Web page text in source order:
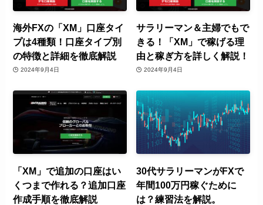
海外FXの「XM」口座タイ
プは4種類！口座タイプ別
の特徴と詳細を徹底解説
2024年9月4日
サラリーマン＆主婦でもで
きる！「XM」で稼げる理
由と稼ぎ方を詳しく解説！
2024年9月4日
「XM」で追加の口座はい
くつまで作れる？追加口座
作成手順を徹底解説
30代サラリーマンがFXで
年間100万円稼ぐために
は？練習法を解説。